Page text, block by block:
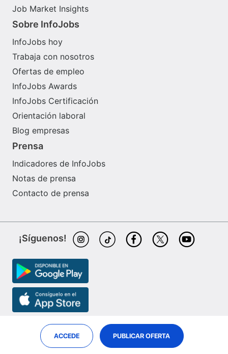
ACCEDE PUBLICAR OFERTA
Job Market Insights
Sobre InfoJobs
InfoJobs hoy
Trabaja con nosotros
Ofertas de empleo
InfoJobs Awards
InfoJobs Certificación
Orientación laboral
Blog empresas
Prensa
Indicadores de InfoJobs
Notas de prensa
Contacto de prensa
¡Síguenos!
InfoJobs es partner de
ePreselec
Job Market Insights
© Adevinta Jobs S.L.U.